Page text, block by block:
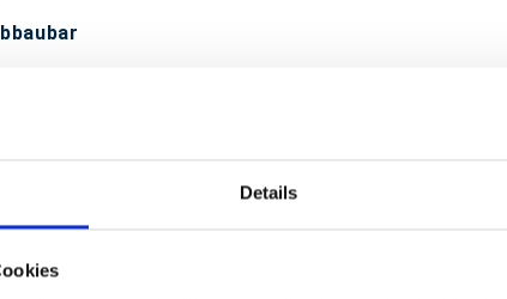
Details
eignet sich, durch Ihre fettdichten